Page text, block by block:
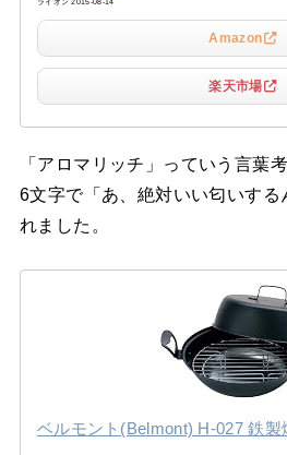
ライオン 2015-08-14
Amazon
楽天市場
「アロマリッチ」っていう言葉
6文字で「あ、絶対いい匂いする
れました。
ベルモント(Belmont) H-027 鉄製